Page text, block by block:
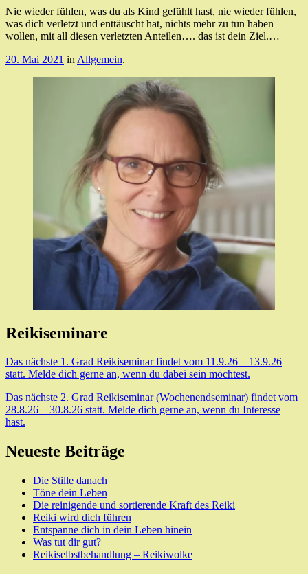
Nie wieder fühlen, was du als Kind gefühlt hast, nie wieder fühlen,
was dich verletzt und enttäuscht hat, nichts mehr zu tun haben
wollen, mit all diesen verletzten Anteilen…. das ist dein Ziel.…
20. Mai 2021 in Allgemein.
Reikiseminare
Das nächste 1. Grad Reikiseminar findet vom 11.9.26 – 13.9.26
statt. Melde dich gerne an, wenn du dabei sein möchtest.
Das nächste 2. Grad Reikiseminar (Wochenendseminar) findet vom
28.8.26 – 30.8.26 statt. Melde dich gerne an, wenn du Interesse
hast.
Neueste Beiträge
Die Stille danach
Töne dein Leben
Die reinigende und sortierende Kraft des Reiki
Reiki wird dich führen
Entspanne dich in dein Leben hinein
Was tut dir gut?
Reikiselbstbehandlung – Reikiwolke